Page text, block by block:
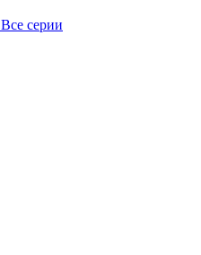
Все серии